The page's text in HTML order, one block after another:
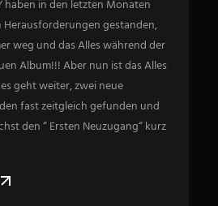
haben in den letzten Monaten
gestanden,
weg und das Alles während der
Album!!! Aber nun ist das Alles
geht weiter, zwei neue
fast zeitgleich gefunden und
den “ Ersten Neuzugang“ kurz